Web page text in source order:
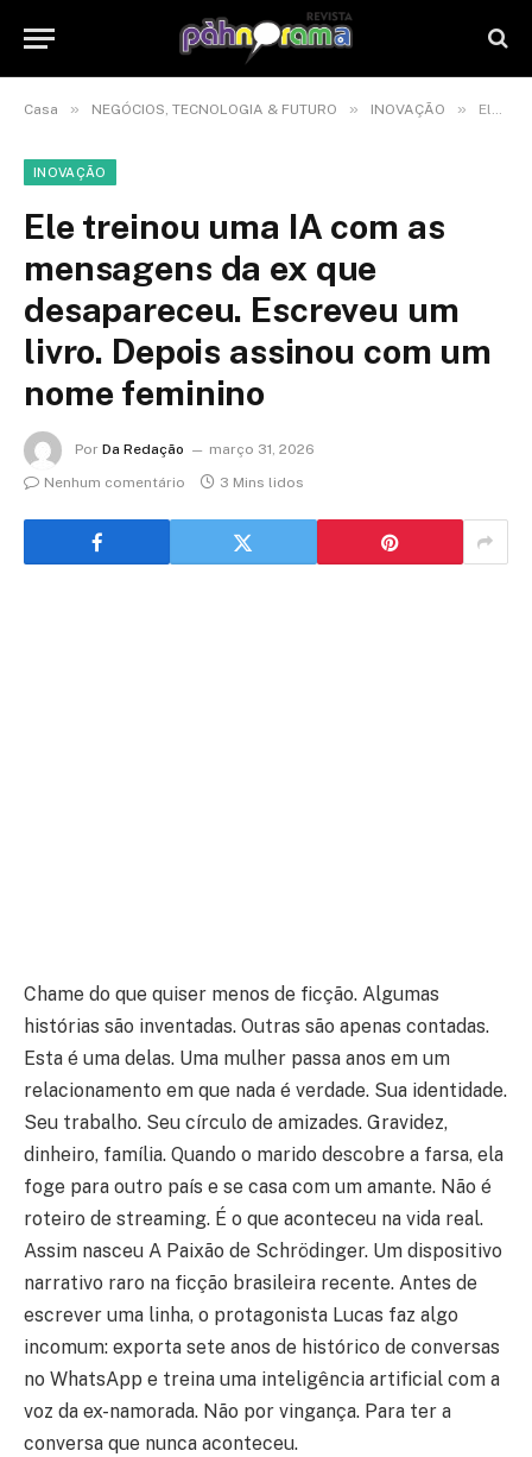
Casa » NEGÓCIOS, TECNOLOGIA & FUTURO » INOVAÇÃO » Ele treinou uma IA com as mensagens da ex que desapareceu. Escreveu um livro. Depois assinou com um nome feminino
INOVAÇÃO
Ele treinou uma IA com as
mensagens da ex que
desapareceu. Escreveu um
livro. Depois assinou com um
nome feminino
Por Da Redação
março 31, 2026
Nenhum comentário
3 Mins lidos
Chame do que quiser menos de ficção. Algumas
histórias são inventadas. Outras são apenas contadas.
Esta é uma delas. Uma mulher passa anos em um
relacionamento em que nada é verdade. Sua identidade.
Seu trabalho. Seu círculo de amizades. Gravidez,
dinheiro, família. Quando o marido descobre a farsa, ela
foge para outro país e se casa com um amante. Não é
roteiro de streaming. É o que aconteceu na vida real.
Assim nasceu A Paixão de Schrödinger. Um dispositivo
narrativo raro na ficção brasileira recente. Antes de
escrever uma linha, o protagonista Lucas faz algo
incomum: exporta sete anos de histórico de conversas
no WhatsApp e treina uma inteligência artificial com a
voz da ex-namorada. Não por vingança. Para ter a
conversa que nunca aconteceu.